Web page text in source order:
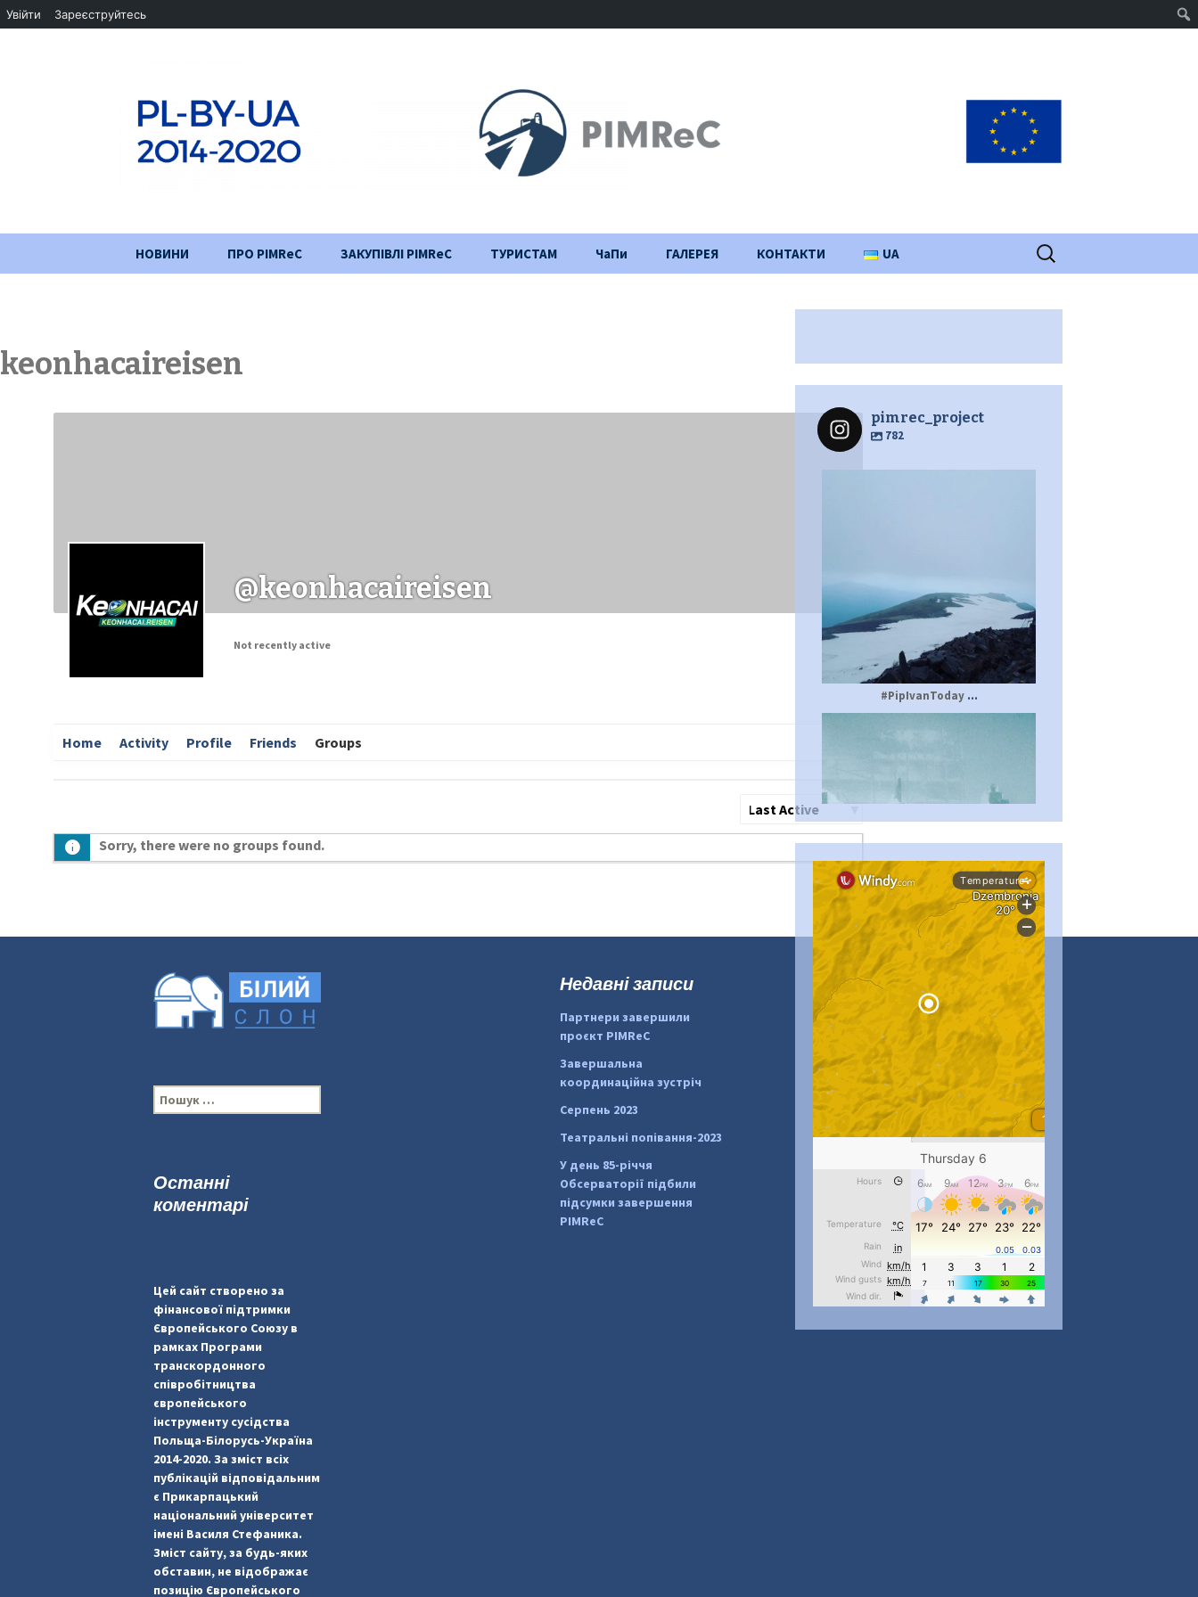
НОВИНИ ПРО PIMReC
Хід проекту
Заходи
ЗАКУПІВЛІ PIMReC ТУРИСТАМ ЧаПи ГАЛЕРЕЯ КОНТАКТИ UA Пошук:
keonhacaireisen
@keonhacaireisen
Not recently active
Home Activity Profile Friends Groups
Сортувати
Sorry, there were no groups found.
pimrec_project
782
#PipIvanToday ...
#PipIvanToday...
pimrec_project
#PipIvanToday...
pimrec_project
П
о
:
Недавні записи
Партнери завершили
проєкт PIMReC
Завершальна
координаційна зустріч
Серпень 2023
Театральні попівання-2023
У день 85-річчя
Обсерваторії підбили
підсумки завершення
PIMReC
Останні
коментарі
Цей сайт створено за
фінансової підтримки
Європейського Союзу в
рамках Програми
транскордонного
співробітництва
європейського
інструменту сусідства
Польща-Білорусь-Україна
2014-2020. За зміст всіх
публікацій відповідальним
є Прикарпацький
національний університет
імені Василя Стефаника.
Зміст сайту, за будь-яких
обставин, не відображає
позицію Європейського
Увійти Зареєструйтесь